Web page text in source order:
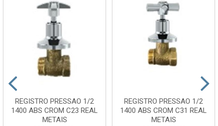
REGISTRO PRESSAO 1/2
1400 ABS CROM C23 REAL
METAIS
REGISTRO PRESSAO 1/2
1400 ABS CROM C31 REAL
METAIS